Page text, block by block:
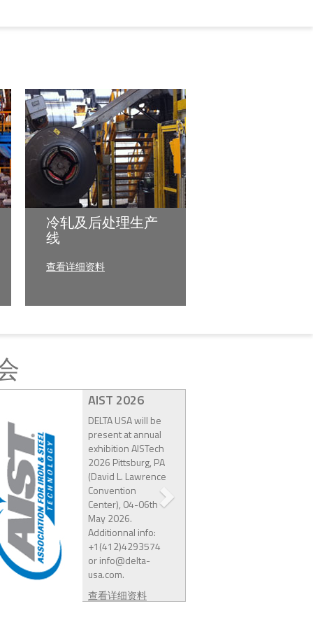
冷轧及后处理生产
线
查看详细资料
AIST 2026
DELTA USA will be
present at annual
exhibition AISTech
2026 Pittsburg, PA
(David L. Lawrence
Convention
Center), 04-06th
May 2026.
Additionnal info:
+1(412)4293574
or info@delta-
usa.com.
查看详细资料